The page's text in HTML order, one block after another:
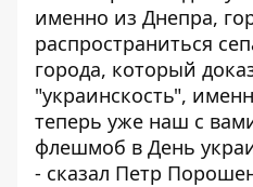
именно из Днепра,
распространиться
города, который
"украинскость",
теперь уже наш с
флешмоб в День
- сказал Петр